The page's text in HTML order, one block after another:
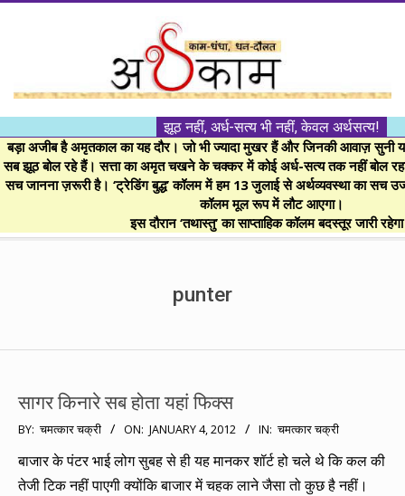
।।
अर्थकाम।।
BE
FINANCIALLY
झूठ नहीं, अर्ध-सत्य भी नहीं, केवल अर्थसत्य!
बड़ा अजीब है अमृतकाल का यह दौर। जो भी ज्यादा मुखर हैं और जिनकी आवाज़ सुनी
सब झूठ बोल रहे हैं। सत्ता का अमृत चखने के चक्कर में कोई अर्ध-सत्य तक नहीं बोल
सच जानना ज़रूरी है। ‘ट्रेडिंग बुद्ध’ कॉलम में हम 13 जुलाई से अर्थव्यवस्था का सच
कॉलम मूल रूप में लौट आएगा।
इस दौरान ‘तथास्तु’ का साप्ताहिक कॉलम बदस्तूर जारी
punter
सागर किनारे सब होता यहां फिक्स
2012-
04
BY: चमत्कार चक्री ON: JANUARY 4, 2012 IN: चमत्कार चक्री
बाजार के पंटर भाई लोग सुबह से ही यह मानकर शॉर्ट हो चले थे कि कल की
तेजी टिक नहीं पाएगी क्योंकि बाजार में चहक लाने जैसा तो कुछ है नहीं।